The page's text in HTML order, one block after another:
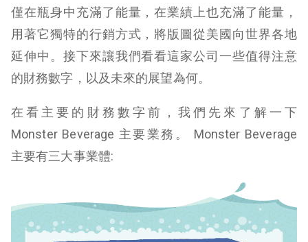
僅在瓶身中充滿了能量，在業績上也充滿了能量，
用著它獨特的行銷方式，將版圖從美國向世界各地
延伸中。接下來讓我們看看這家公司一些值得注意
的財務數字，以及未來的展望為何。
在看主要的財務數字前，我們先來了解一下
Monster Beverage 主要業務。 Monster Beverage
主要有三大事業體: